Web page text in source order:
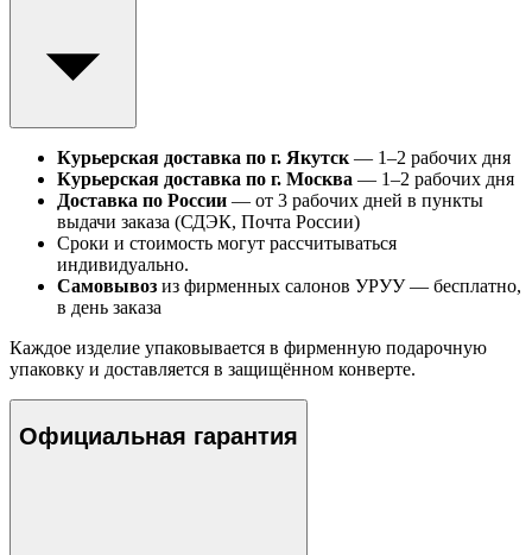
Курьерская доставка по г. Якутск — 1–2 рабочих дня
Курьерская доставка по г. Москва — 1–2 рабочих дня
Доставка по России — от 3 рабочих дней в пункты
выдачи заказа (СДЭК, Почта России)
Сроки и стоимость могут рассчитываться
индивидуально.
Самовывоз из фирменных салонов УРУУ — бесплатно,
в день заказа
Каждое изделие упаковывается в фирменную подарочную
упаковку и доставляется в защищённом конверте.
Официальная гарантия